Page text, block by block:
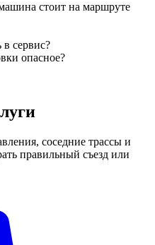
стоит на маршруте
сервис?
опасное?
соседние трассы и
правильный съезд или